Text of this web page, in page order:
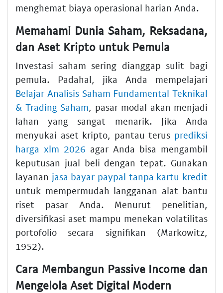
menghemat biaya operasional harian Anda.
Memahami Dunia Saham, Reksadana,
dan Aset Kripto untuk Pemula
Investasi saham sering dianggap sulit bagi
pemula. Padahal, jika Anda mempelajari
Belajar Analisis Saham Fundamental Teknikal
& Trading Saham, pasar modal akan menjadi
lahan yang sangat menarik. Jika Anda
menyukai aset kripto, pantau terus prediksi
harga xlm 2026 agar Anda bisa mengambil
keputusan jual beli dengan tepat. Gunakan
layanan jasa bayar paypal tanpa kartu kredit
untuk mempermudah langganan alat bantu
riset pasar Anda. Menurut penelitian,
diversifikasi aset mampu menekan volatilitas
portofolio secara signifikan (Markowitz,
1952).
Cara Membangun Passive Income dan
Mengelola Aset Digital Modern